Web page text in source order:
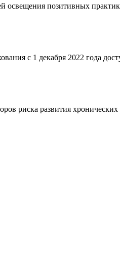
освещения позитивных
с 1 декабря 2022
риска развития